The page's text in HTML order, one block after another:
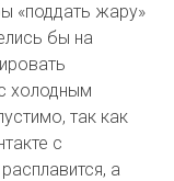
«поддать жару»
бы на
холодным
так как
с
а